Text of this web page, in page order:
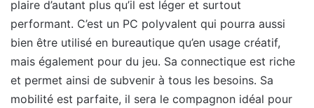
plaire d’autant plus qu’il est léger et surtout
performant. C’est un PC polyvalent qui pourra aussi
bien être utilisé en bureautique qu’en usage créatif,
mais également pour du jeu. Sa connectique est riche
et permet ainsi de subvenir à tous les besoins. Sa
mobilité est parfaite, il sera le compagnon idéal pour